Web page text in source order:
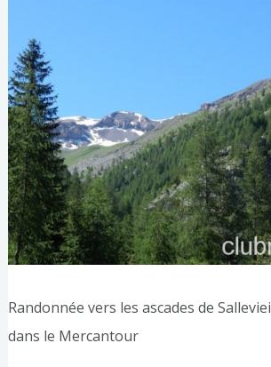
Randonnée vers les ascades de
dans le Mercantour